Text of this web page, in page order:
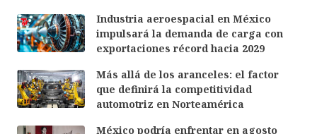
Industria aeroespacial en México
impulsará la demanda de carga con
exportaciones récord hacia 2029
Más allá de los aranceles: el factor
que definirá la competitividad
automotriz en Norteamérica
México podría enfrentar en agosto